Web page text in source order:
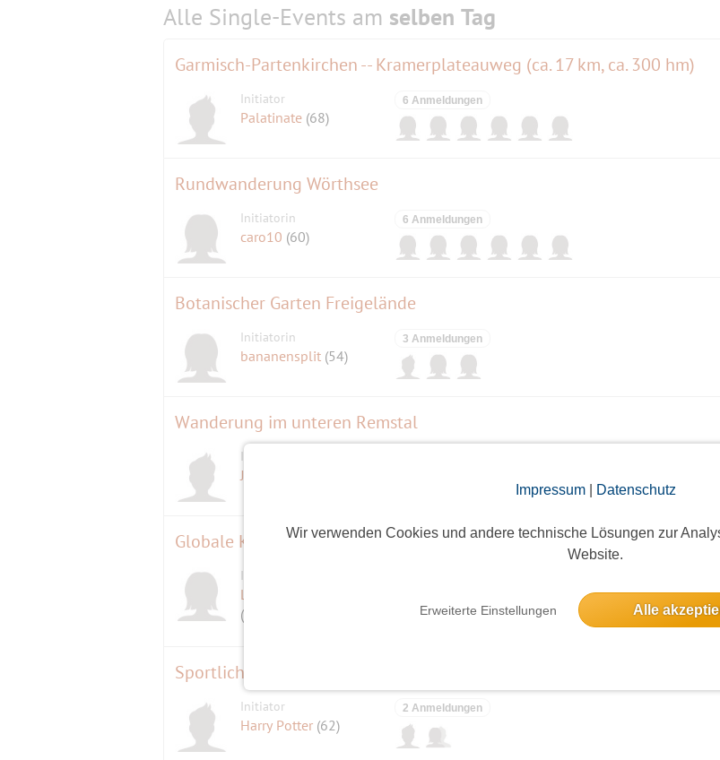
Impressum| Datenschutz
Wir verwenden Cookies und andere technische Lösungen zur
Website.
Erweiterte Einstellungen Alle
Alle Single-Events am selben Tag
Garmisch-Partenkirchen -- Kramerplateauweg (ca. 17 km, ca. 300 hm)
Initiator
Palatinate (68)
6 Anmeldungen
Rundwanderung Wörthsee
Initiatorin
caro10 (60)
6 Anmeldungen
Botanischer Garten Freigelände
Initiatorin
bananensplit (54)
3 Anmeldungen
Wanderung im unteren Remstal
Initiator
Jörg
Globale Klima-Demo
Initiatorin
Luiserl vo da Oim
(66)
Sportliches (richtiges) Nordic Walking im Hachinger Landschaftspark
Initiator
Harry Potter (62)
2 Anmeldungen